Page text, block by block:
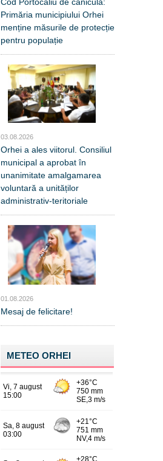
Primăria municipiului Orhei
menține măsurile de protecție
pentru populație
03.08.2026
Orhei a ales viitorul. Consiliul
municipal a aprobat în
unanimitate amalgamarea
voluntară a unităților
administrativ-teritoriale
01.08.2026
Mesaj de felicitare!
METEO ORHEI